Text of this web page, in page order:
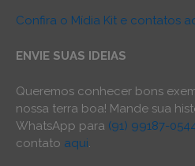
Confira o Mídia Kit e contatos
ENVIE SUAS IDEIAS
Queremos conhecer bons
nossa terra boa! Mande sua
WhatsApp para (91) 99187-
contato aqui.